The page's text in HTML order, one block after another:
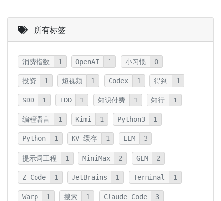
所有标签
消费指数 1 OpenAI 1 小习惯 0
投资 1 短视频 1 Codex 1 得到 1
SDD 1 TDD 1 知识付费 1 知行 1
编程语言 1 Kimi 1 Python3 1
Python 1 KV 缓存 1 LLM 3
提示词工程 1 MiniMax 2 GLM 2
Z Code 1 JetBrains 1 Terminal 1
Warp 1 搜索 1 Claude Code 3